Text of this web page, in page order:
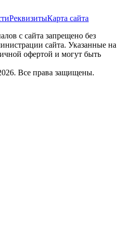
РеквизитыКарта сайта
с сайта запрещено без
сайта. Указанные на
офертой и могут быть
Все права защищены.